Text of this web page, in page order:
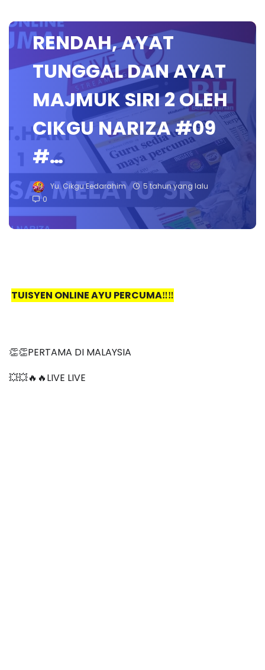
MELAYU SEKOLAH
RENDAH, AYAT
TUNGGAL DAN AYAT
MAJMUK SIRI 2 OLEH
CIKGU NARIZA #09
#…
Yu. Cikgu Eedarahim
5 tahun yang lalu
0
TUISYEN ONLINE AYU PERCUMA‼️‼️
👏👏PERTAMA DI MALAYSIA
💥💥🔥🔥LIVE LIVE